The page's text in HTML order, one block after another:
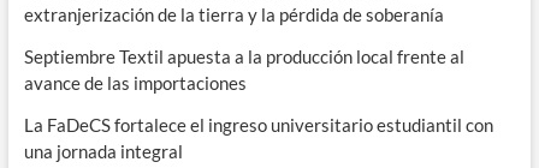
extranjerización de la tierra y la pérdida de soberanía
Septiembre Textil apuesta a la producción local frente al
avance de las importaciones
La FaDeCS fortalece el ingreso universitario estudiantil con
una jornada integral